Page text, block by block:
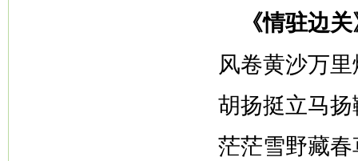
《情驻边
风卷黄沙万
胡扬挺立马
茫茫雪野藏